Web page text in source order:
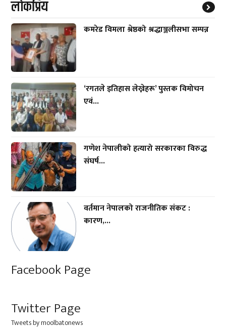
लाेकप्रिय
कमरेड विमला श्रेष्ठको श्रद्धाञ्जलीसभा सम्पन्न
‘रगतले इतिहास लेख्नेहरू’ पुस्तक विमोचन
एवं...
गणेश नेपालीको हत्यारो सरकारका विरुद्ध
संघर्ष...
वर्तमान नेपालको राजनीतिक संकट :
कारण,...
Facebook Page
Twitter Page
Tweets by moolbatonews